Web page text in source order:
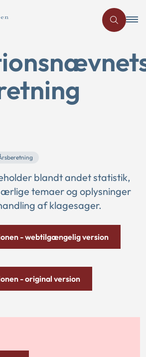
blandt andet statistik,
temaer og oplysninger
af klagesager.
- webtilgængelig version
- original version